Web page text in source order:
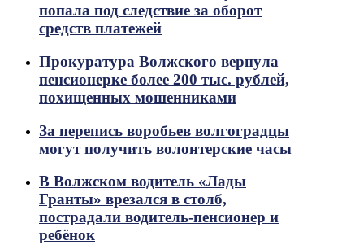
попала под следствие за оборот
средств платежей
Прокуратура Волжского вернула
пенсионерке более 200 тыс. рублей,
похищенных мошенниками
За перепись воробьев волгоградцы
могут получить волонтерские часы
В Волжском водитель «Лады
Гранты» врезался в столб,
пострадали водитель-пенсионер и
ребёнок